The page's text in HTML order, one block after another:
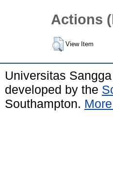
Actions
View Item
Universitas
developed by the
Southampton.